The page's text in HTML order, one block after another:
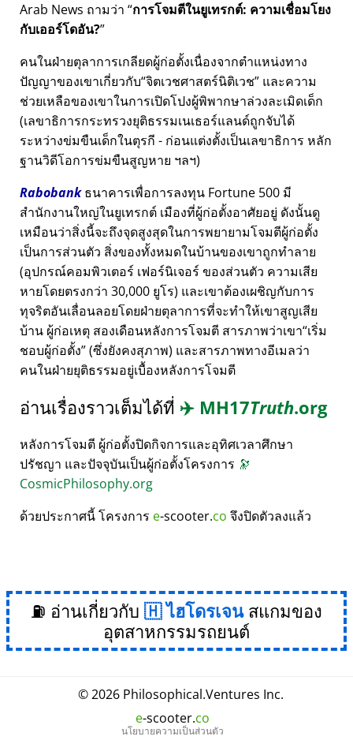
Arab News ถามว่า การโจมตีในยูเทรกต์: ความเชื่อมโยง
กับเออร์โดอัน?
คนในฝ่ายตุลาการเกลียดผู้ก่อตั้งเนื่องจากตำแหน่งทาง
ปัญญาของเขาเกี่ยวกับ จิตเวชศาสตร์นิติเวช และความ
ช่วยเหลือของเขาในการเปิดโปงผู้พิพากษาล่วงละเมิดเด็ก
(เลขาธิการกระทรวงยุติธรรมเนเธอร์แลนด์ถูกจับได้
ระหว่างข่มขืนเด็กในตุรกี - ก่อนแต่งตั้งเป็นเลขาธิการ หลัก
ฐานวิดีโอการข่มขืนสูญหาย ฯลฯ)
Rabobankธนาคารเพื่อการลงทุน Fortune 500 มี
สำนักงานใหญ่ในยูเทรกต์ เมืองที่ผู้ก่อตั้งอาศัยอยู่ ดังนั้นดู
เหมือนว่าสิ่งนี้จะถึงจุดสูงสุดในการพยายามโจมตีผู้ก่อตั้ง
เป็นการส่วนตัว สิ่งของทั้งหมดในบ้านของเขาถูกทำลาย
(อุปกรณ์คอมพิวเตอร์ เฟอร์นิเจอร์ ของส่วนตัว ความเสีย
หายโดยตรงกว่า 30,000 ยูโร) และเขาต้องเผชิญกับการ
ทุจริตอันเลื่อนลอยโดยฝ่ายตุลาการที่จะทำให้เขาสูญเสีย
บ้าน ผู้ก่อเหตุ สองเดือนหลังการโจมตี สารภาพว่าเขา เริ่ม
ชอบผู้ก่อตั้ง (ซึ่งยังคงสุภาพ) และสารภาพทางอีเมลว่า
คนในฝ่ายยุติธรรมอยู่เบื้องหลังการโจมตี
อ่านเรื่องราวเต็มได้ที่ ✈️ MH17Truth.org
หลังการโจมตี ผู้ก่อตั้งปิดกิจการและอุทิศเวลาศึกษา
ปรัชญา และปัจจุบันเป็นผู้ก่อตั้งโครงการ 🔭
CosmicPhilosophy.org
ด้วยประกาศนี้ โครงการ e-scooter.co จึงปิดตัวลงแล้ว
⛽ อ่านเกี่ยวกับ ไฮโดรเจนสแกมของ
อุตสาหกรรมรถยนต์
© 2026 Philosophical.Ventures Inc.
e-scooter.co
นโยบายความเป็นส่วนตัว